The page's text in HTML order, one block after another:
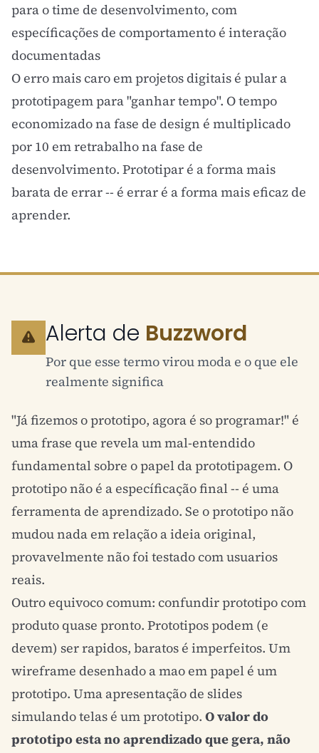
para o time de desenvolvimento, com
específicações de comportamento é interação
documentadas
O erro mais caro em projetos digitais é pular a
prototipagem para "ganhar tempo". O tempo
economizado na fase de design é multiplicado
por 10 em retrabalho na fase de
desenvolvimento. Prototipar é a forma mais
barata de errar -- é errar é a forma mais eficaz de
aprender.
Alerta de Buzzword
Por que esse termo virou moda e o que ele
realmente significa
"Já fizemos o prototipo, agora é so programar!" é
uma frase que revela um mal-entendido
fundamental sobre o papel da prototipagem. O
prototipo não é a específicação final -- é uma
ferramenta de aprendizado. Se o prototipo não
mudou nada em relação a ideia original,
provavelmente não foi testado com usuarios
reais.
Outro equivoco comum: confundir prototipo com
produto quase pronto. Prototipos podem (e
devem) ser rapidos, baratos é imperfeitos. Um
wireframe desenhado a mao em papel é um
prototipo. Uma apresentação de slides
simulando telas é um prototipo. O valor do
prototipo esta no aprendizado que gera, não